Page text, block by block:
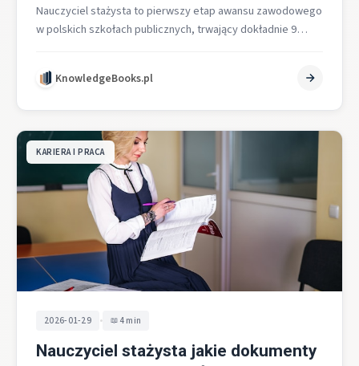
Nauczyciel stażysta to pierwszy etap awansu zawodowego
w polskich szkołach publicznych, trwający dokładnie 9
KnowledgeBooks.pl
KARIERA I PRACA
2026-01-29 • 4 min
Nauczyciel stażysta jakie dokumenty